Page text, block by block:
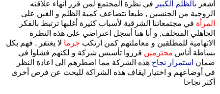
أشعر بالظلم الكبير في نظرة المجتمع لمن قرر انهاء علاقته
الزوجية من الجنسين , طبعا تتضاعف كمية الظلم و الغبن على
المرأة في مجتمعاتنا الشرقية لأسباب كثيرة أغلبها ترتبط بالفكر
الجاهلي المتخلف, و أنا هنا أسجل اعتراضي على هذه النظرة
الاتهامية للمطلقين و معاملتهم كمن ارتكب جرما لا يغتفر , فهم بكل
بساطة أناس محترمين قرروا تأسيس شركة و لكنهم فشلوا في
ضمان استمرار نجاح هذه الشركة مما اضطرهم الى اعادة النظر
في أوضاعهم و اختيار ايقاف هذه الشراكة للبحث عن فرص أخرى
أكثر نجاحا